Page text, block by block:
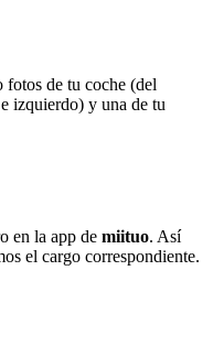
fotos de tu coche (del
izquierdo) y una de tu
en la app de miituo. Así
el cargo correspondiente.